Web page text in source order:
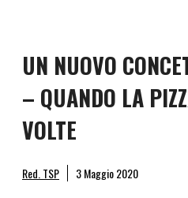
UN NUOVO
– QUANDO LA
VOLTE
Red. TSP 3 Maggio 2020